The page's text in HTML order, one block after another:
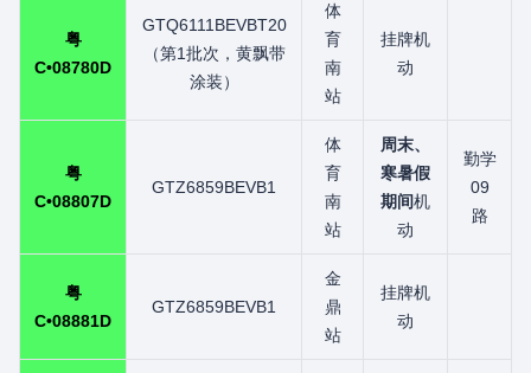
粤
C•08780D
GTQ6111BEVBT20
（第1批次，黄飘带
涂装）
体
育
南
站
挂牌机
动
粤
C•08807D
GTZ6859BEVB1
体
育
南
站
周末、
寒暑假
期间机
动
勤学
09
路
粤
C•08881D
GTZ6859BEVB1
金
鼎
站
挂牌机
动